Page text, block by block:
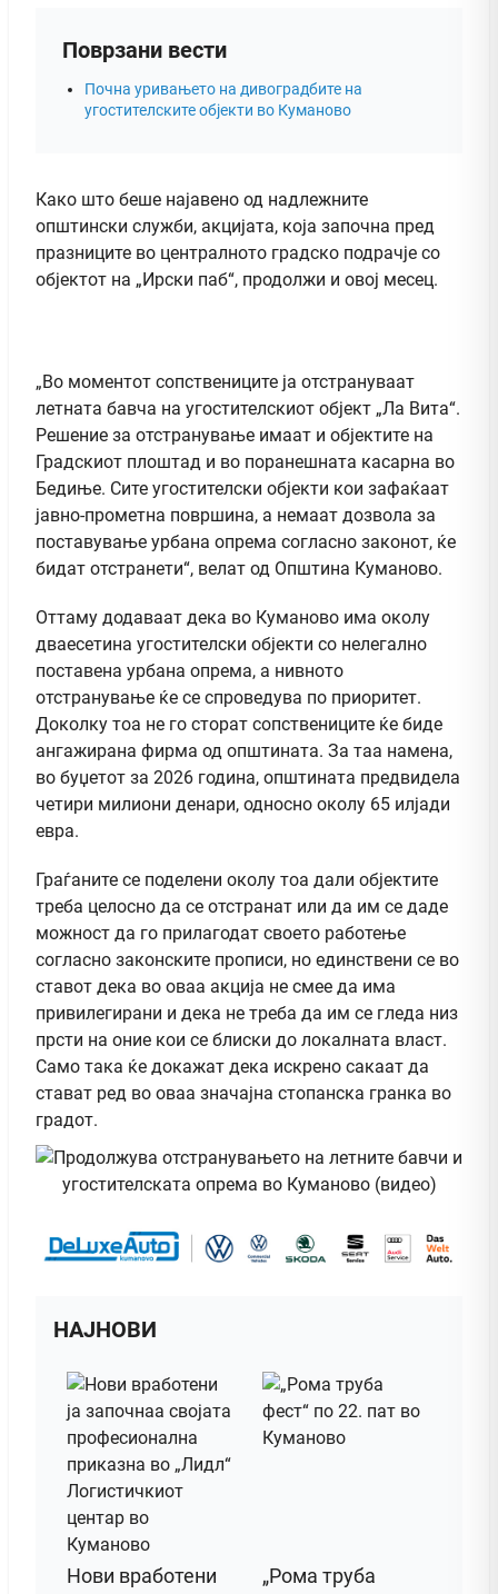
Поврзани вести
Почна уривањето на дивоградбите на
угостителските објекти во Куманово
Како што беше најавено од надлежните
општински служби, акцијата, која започна пред
празниците во централното градско подрачје со
објектот на „Ирски паб“, продолжи и овој месец.
„Во моментот сопствениците ја отстрануваат
летната бавча на угостителскиот објект „Ла Вита“.
Решение за отстранување имаат и објектите на
Градскиот плоштад и во поранешната касарна во
Бедиње. Сите угостителски објекти кои зафаќаат
јавно-прометна површина, а немаат дозвола за
поставување урбана опрема согласно законот, ќе
бидат отстранети“, велат од Општина Куманово.
Оттаму додаваат дека во Куманово има околу
дваесетина угостителски објекти со нелегално
поставена урбана опрема, а нивното
отстранување ќе се спроведува по приоритет.
Доколку тоа не го сторат сопствениците ќе биде
ангажирана фирма од општината. За таа намена,
во буџетот за 2026 година, општината предвидела
четири милиони денари, односно околу 65 илјади
евра.
Граѓаните се поделени околу тоа дали објектите
треба целосно да се отстранат или да им се даде
можност да го прилагодат своето работење
согласно законските прописи, но единствени се во
ставот дека во оваа акција не смее да има
привилегирани и дека не треба да им се гледа низ
прсти на оние кои се блиски до локалната власт.
Само така ќе докажат дека искрено сакаат да
стават ред во оваа значајна стопанска гранка во
градот.
НАЈНОВИ
Нови вработени „Рома труба